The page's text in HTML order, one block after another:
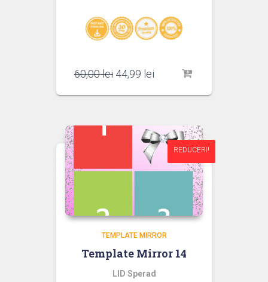
60,00lei Prețul
a
60,00 lei.
44,99 lei
este:
REDUCERI!
REDUCERI!
TEMPLATE MIRROR
Template Mirror 14
LID Sperad